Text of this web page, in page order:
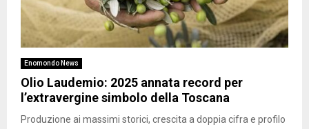
Enomondo News
Olio Laudemio: 2025 annata record per
l’extravergine simbolo della Toscana
Produzione ai massimi storici, crescita a doppia cifra e profilo